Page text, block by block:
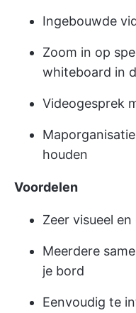
Ingebouwde
Zoom in op
whiteboard in
Videogesprek
houden
Voordelen
Zeer visueel
Meerdere
je bord
Eenvoudig te